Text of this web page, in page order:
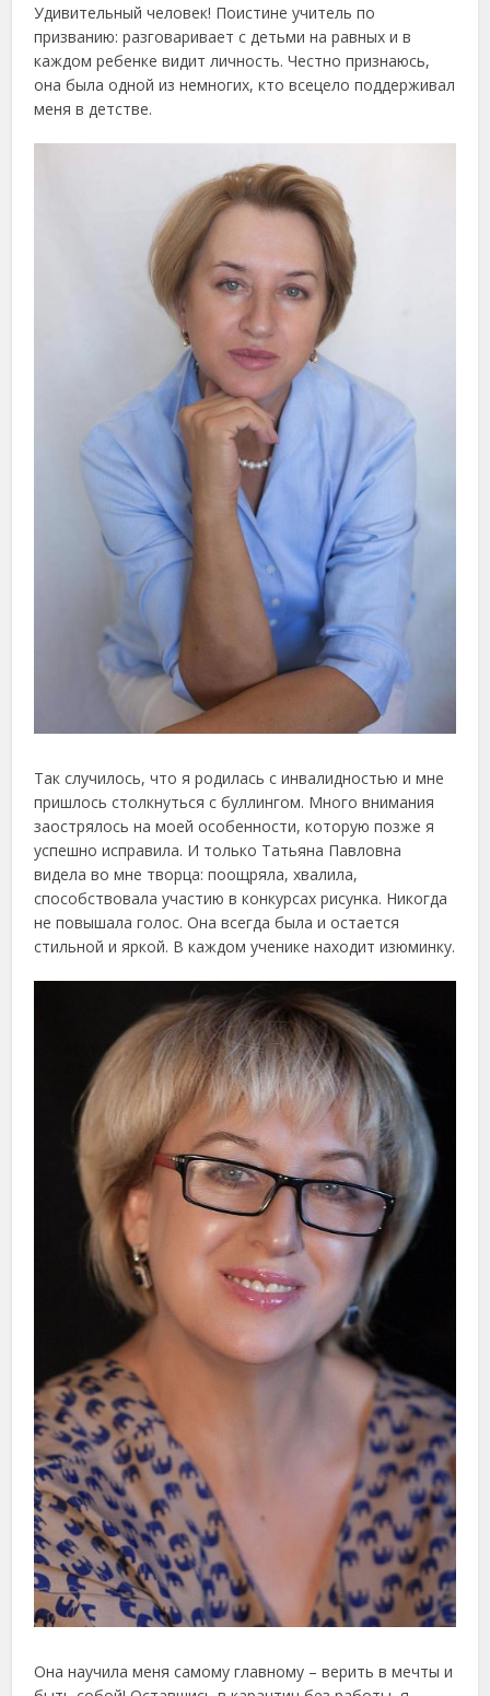
Удивительный человек! Поистине учитель по
призванию: разговаривает с детьми на равных и в
каждом ребенке видит личность. Честно признаюсь,
она была одной из немногих, кто всецело поддерживал
меня в детстве.
Так случилось, что я родилась с инвалидностью и мне
пришлось столкнуться с буллингом. Много внимания
заострялось на моей особенности, которую позже я
успешно исправила. И только Татьяна Павловна
видела во мне творца: поощряла, хвалила,
способствовала участию в конкурсах рисунка. Никогда
не повышала голос. Она всегда была и остается
стильной и яркой. В каждом ученике находит изюминку.
Она научила меня самому главному – верить в мечты и